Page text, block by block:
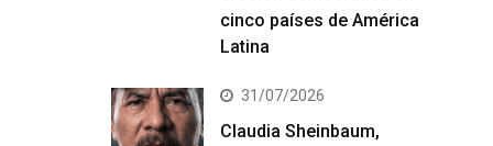
cinco países de América
Latina
31/07/2026
Claudia Sheinbaum,